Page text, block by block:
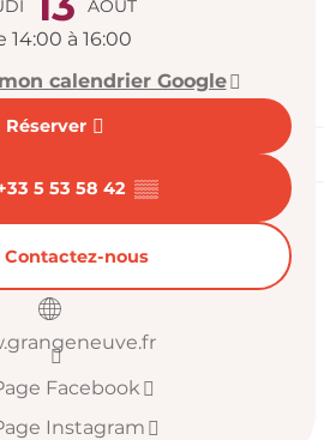
AOÛT
14:00 à 16:00
calendrier Google
Réserver
5 53 58 42 ▒▒
Contactez-nous
Facebook
Instagram